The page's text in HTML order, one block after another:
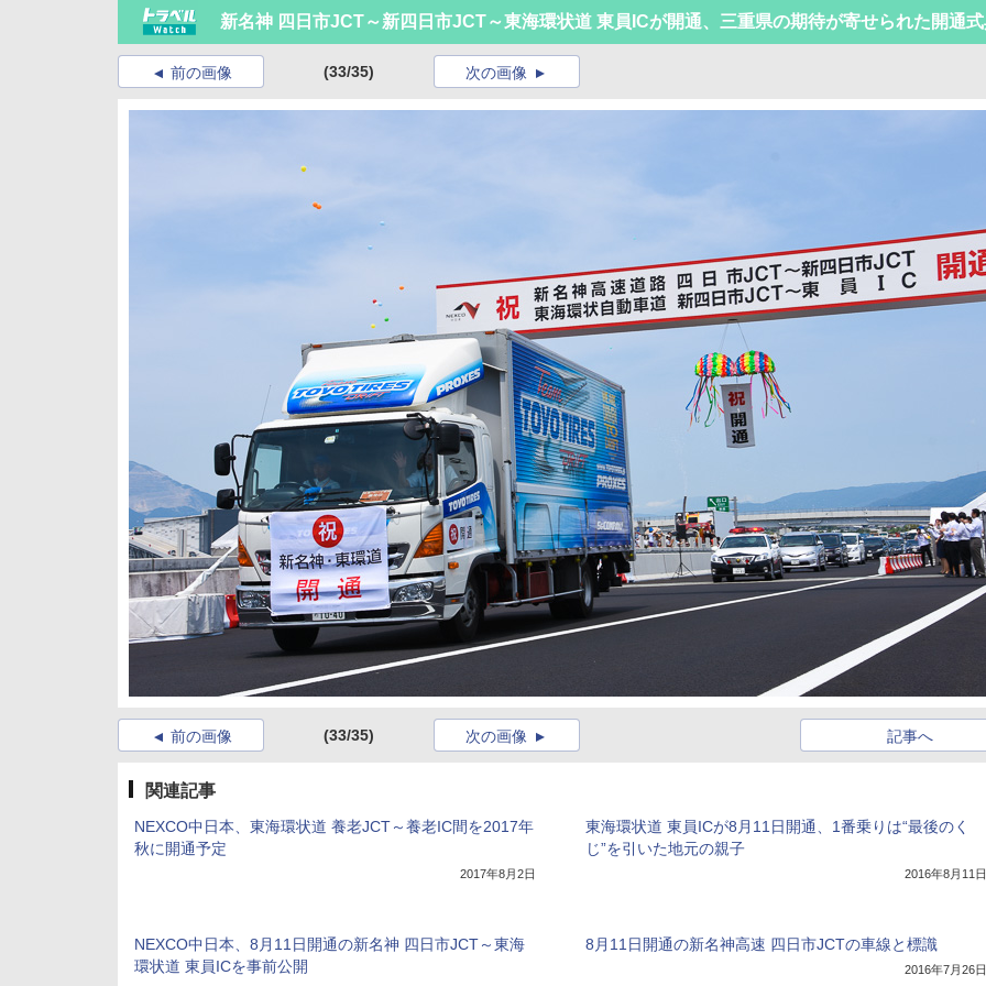
新名神 四日市JCT～新四日市JCT～東海環状道 東員ICが開通、三重県の期待が寄せられた開通
前の画像 (33/35) 次の画像
前の画像 (33/35) 記事へ
次の画像
関連記事
NEXCO中日本、東海環状道 養老JCT～養老IC間を2017年
秋に開通予定
2017年8月2日
東海環状道 東員ICが8月11日開通、1番乗りは“最後のく
じ”を引いた地元の親子
2016年8月11日
NEXCO中日本、8月11日開通の新名神 四日市JCT～東海
環状道 東員ICを事前公開
8月11日開通の新名神高速 四日市JCTの車線と標識
2016年7月26日